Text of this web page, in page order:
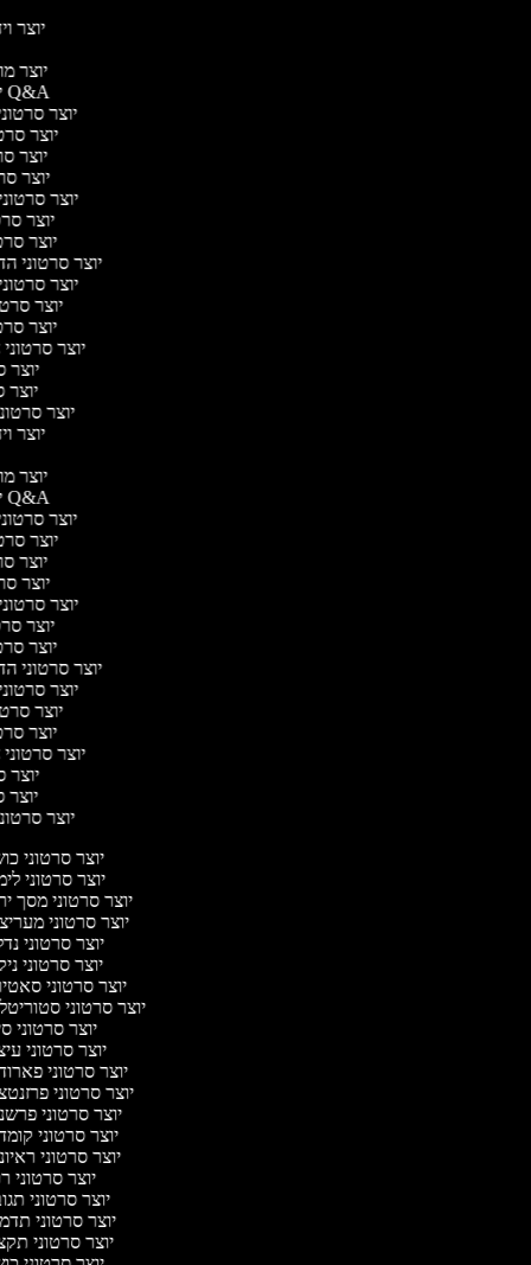
יוצר
יוצר
יוצר סרטוני Q&A
יוצר
יוצר
יוצר
יוצר
יוצר
יוצר
יוצר
יוצר סרטוני
יוצר
יוצר
יוצר
יוצר
יוצר
יוצר
יוצר
יוצר
יוצר
יוצר סרטוני Q&A
יוצר
יוצר
יוצר
יוצר
יוצר
יוצר
יוצר
יוצר סרטוני
יוצר
יוצר
יוצר
יוצר
יוצר
יוצר
יוצר
יוצר סרטוני
יוצר סרטוני
יוצר סרטוני מסך
יוצר סרטוני
יוצר סרטוני
יוצר סרטוני
יוצר סרטוני
יוצר סרטוני
יוצר סרטוני
יוצר סרטוני
יוצר סרטוני
יוצר סרטוני
יוצר סרטוני
יוצר סרטוני
יוצר סרטוני
יוצר סרטוני
יוצר סרטוני
יוצר סרטוני
יוצר סרטוני